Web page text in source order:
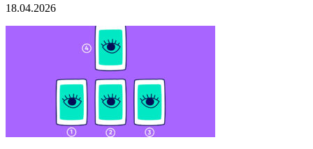
18.04.2026